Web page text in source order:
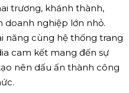
trương, khánh thành,
doanh nghiệp lớn nhỏ.
năng cùng hệ thống trang
cam kết mang đến sự
nên dấu ấn thành công